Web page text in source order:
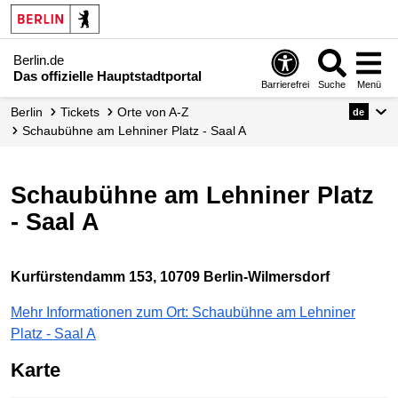
Berlin.de
Das offizielle Hauptstadtportal
Barrierefrei Suche Menü
Berlin Tickets
Orte von A-Z
Schaubühne am Lehniner Platz - Saal A
de
Schaubühne am Lehniner Platz
- Saal A
Kurfürstendamm 153, 10709 Berlin-Wilmersdorf
Mehr Informationen zum Ort: Schaubühne am Lehniner
Platz - Saal A
Karte